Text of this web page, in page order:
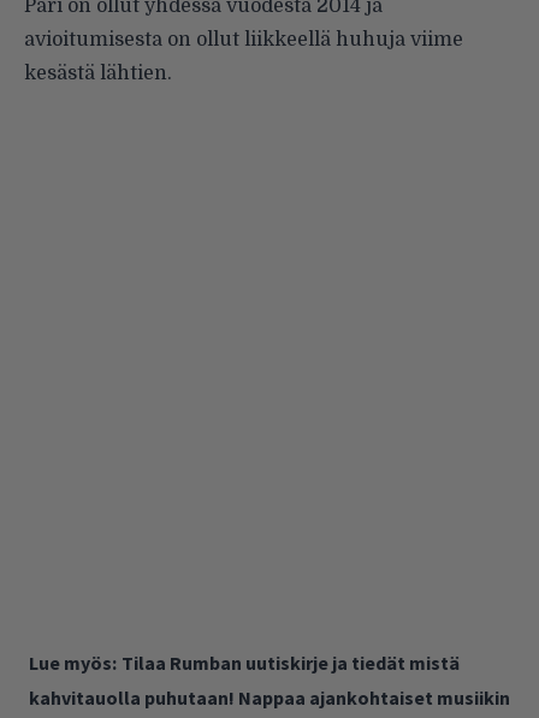
Pari on ollut yhdessä vuodesta 2014 ja
avioitumisesta on ollut liikkeellä huhuja viime
kesästä lähtien.
Lue myös: Tilaa Rumban uutiskirje ja tiedät mistä
kahvitauolla puhutaan! Nappaa ajankohtaiset musiikin